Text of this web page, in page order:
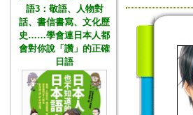
語3：敬語、人物對
話、書信書寫、文化歷
史……學會連日本人都
會對你說「讚」的正確
日語